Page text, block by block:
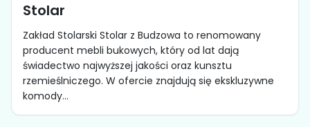
Stolar
Zakład Stolarski Stolar z Budzowa to renomowany
producent mebli bukowych, który od lat dają
świadectwo najwyższej jakości oraz kunsztu
rzemieślniczego. W ofercie znajdują się ekskluzywne
komody...